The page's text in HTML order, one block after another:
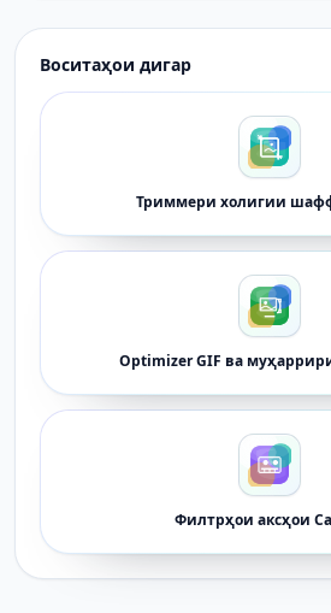
Воситаҳои дигар
Триммери холигии
Optimizer GIF ва
Филтрҳои аксҳои